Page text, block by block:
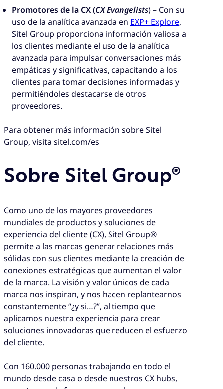
Promotores de la CX (CX Evangelists) – Con su
uso de la analítica avanzada en EXP+ Explore,
Sitel Group proporciona información valiosa a
los clientes mediante el uso de la analítica
avanzada para impulsar conversaciones más
empáticas y significativas, capacitando a los
clientes para tomar decisiones informadas y
permitiéndoles destacarse de otros
proveedores.
Para obtener más información sobre Sitel
Group, visita sitel.com/es
Sobre Sitel Group®
Como uno de los mayores proveedores
mundiales de productos y soluciones de
experiencia del cliente (CX), Sitel Group®
permite a las marcas generar relaciones más
sólidas con sus clientes mediante la creación de
conexiones estratégicas que aumentan el valor
de la marca. La visión y valor únicos de cada
marca nos inspiran, y nos hacen replantearnos
constantemente “¿y si…?”, al tiempo que
aplicamos nuestra experiencia para crear
soluciones innovadoras que reducen el esfuerzo
del cliente.
Con 160.000 personas trabajando en todo el
mundo desde casa o desde nuestros CX hubs,